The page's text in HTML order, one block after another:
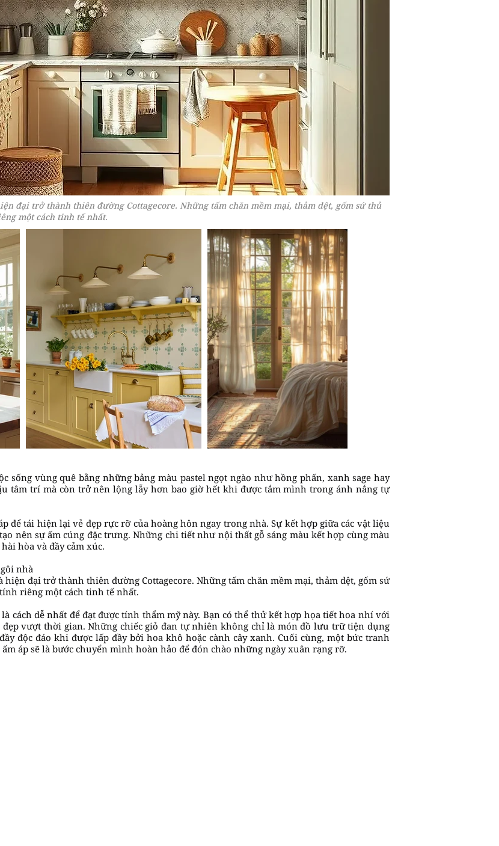
đại trở thành thiên đường Cottagecore. Những tấm chăn mềm mại, thảm dệt, gốm sứ thủ
một cách tinh tế nhất.
sống vùng quê bằng những bảng màu pastel ngọt ngào như hồng phấn, xanh sage hay
tâm trí mà còn trở nên lộng lẫy hơn bao giờ hết khi được tắm mình trong ánh nắng tự
để tái hiện lại vẻ đẹp rực rỡ của hoàng hôn ngay trong nhà. Sự kết hợp giữa các vật liệu
nên sự ấm cúng đặc trưng. Những chi tiết như nội thất gỗ sáng màu kết hợp cùng màu
hòa và đầy cảm xúc.
nhà
đại trở thành thiên đường Cottagecore. Những tấm chăn mềm mại, thảm dệt, gốm sứ
riêng một cách tinh tế nhất.
cách dễ nhất để đạt được tính thẩm mỹ này. Bạn có thể thử kết hợp họa tiết hoa nhí với
vượt thời gian. Những chiếc giỏ đan tự nhiên không chỉ là món đồ lưu trữ tiện dụng
độc đáo khi được lấp đầy bởi hoa khô hoặc cành cây xanh. Cuối cùng, một bức tranh
áp sẽ là bước chuyển mình hoàn hảo để đón chào những ngày xuân rạng rỡ.